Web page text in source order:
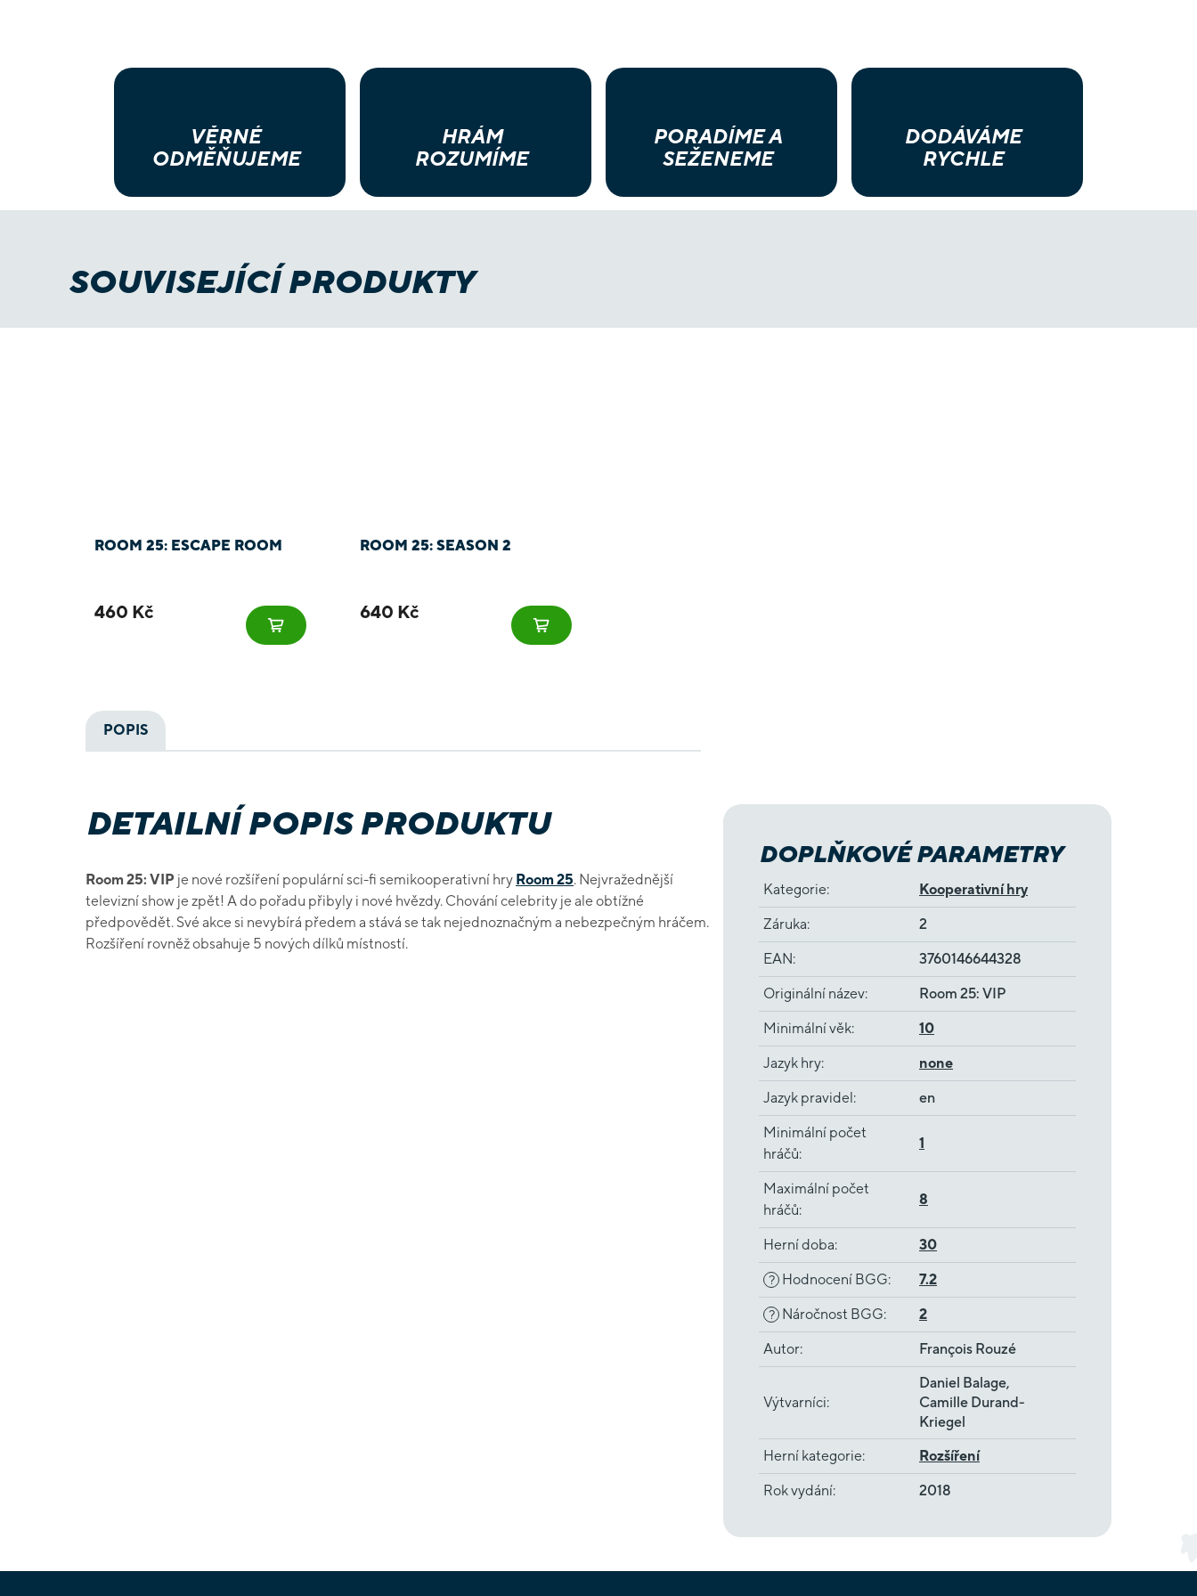
VĚRNÉ
ODMĚŇUJEME
HRÁM
ROZUMÍME
PORADÍME A
SEŽENEME
DODÁVÁME
RYCHLE
SOUVISEJÍCÍ PRODUKTY
ROOM 25: ESCAPE ROOM
460 Kč
ROOM 25: SEASON 2
640 Kč
POPIS
DETAILNÍ POPIS PRODUKTU
Room 25: VIP je nové rozšíření populární sci-fi semikooperativní hry Room 25. Nejvražednější
televizní show je zpět! A do pořadu přibyly i nové hvězdy. Chování celebrity je ale obtížné
předpovědět. Své akce si nevybírá předem a stává se tak nejednoznačným a nebezpečným hráčem.
Rozšíření rovněž obsahuje 5 nových dílků místností.
DOPLŇKOVÉ PARAMETRY
Kategorie: Kooperativní hry
Záruka: 2
EAN: 3760146644328
Originální název: Room 25: VIP
Minimální věk: 10
Jazyk hry: none
Jazyk pravidel: en
Minimální počet
hráčů:
1
Maximální počet
hráčů:
8
Herní doba: 30
? Hodnocení BGG: 7.2
? Náročnost BGG: 2
Autor: François Rouzé
Výtvarníci:
Daniel Balage,
Camille Durand-
Kriegel
Herní kategorie: Rozšíření
Rok vydání: 2018